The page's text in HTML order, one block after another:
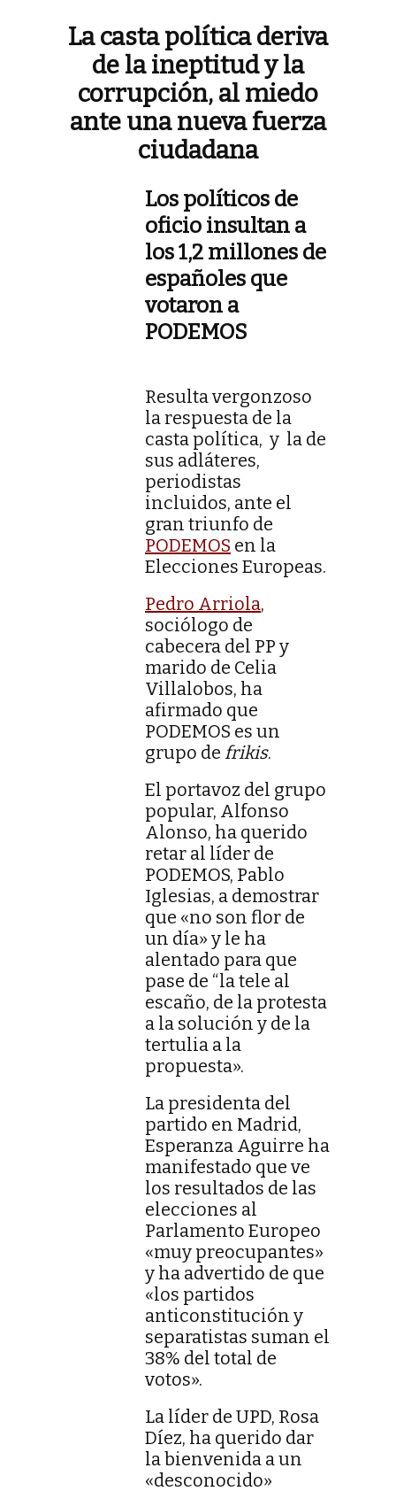
La casta política deriva
de la ineptitud y la
corrupción, al miedo
ante una nueva fuerza
ciudadana
Los políticos de
oficio insultan a
los 1,2 millones de
españoles que
votaron a
PODEMOS
Resulta vergonzoso
la respuesta de la
casta política, y la de
sus adláteres,
periodistas
incluidos, ante el
gran triunfo de
PODEMOS en la
Elecciones Europeas.
Pedro Arriola,
sociólogo de
cabecera del PP y
marido de Celia
Villalobos, ha
afirmado que
PODEMOS es un
grupo de frikis.
El portavoz del grupo
popular, Alfonso
Alonso, ha querido
retar al líder de
PODEMOS, Pablo
Iglesias, a demostrar
que «no son flor de
un día» y le ha
alentado para que
pase de “la tele al
escaño, de la protesta
a la solución y de la
tertulia a la
propuesta».
La presidenta del
partido en Madrid,
Esperanza Aguirre ha
manifestado que ve
los resultados de las
elecciones al
Parlamento Europeo
«muy preocupantes»
y ha advertido de que
«los partidos
anticonstitución y
separatistas suman el
38% del total de
votos».
La líder de UPD, Rosa
Díez, ha querido dar
la bienvenida a un
«desconocido»